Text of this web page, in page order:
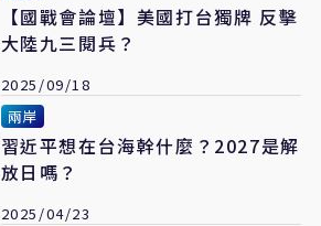
【國戰會論壇】美國打台獨牌 反擊
大陸九三閱兵？
2025/09/18
兩岸
習近平想在台海幹什麼？2027是解
放日嗎？
2025/04/23